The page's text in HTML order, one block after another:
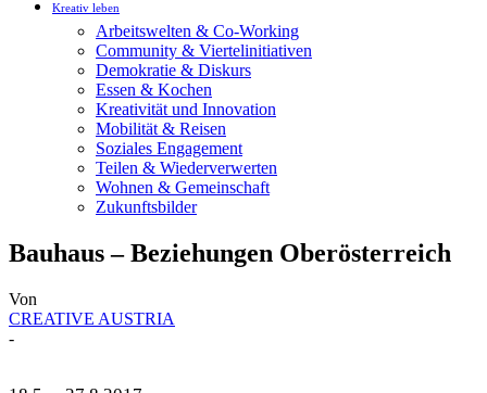
Kreativ leben
Arbeitswelten & Co-Working
Community & Viertelinitiativen
Demokratie & Diskurs
Essen & Kochen
Kreativität und Innovation
Mobilität & Reisen
Soziales Engagement
Teilen & Wiederverwerten
Wohnen & Gemeinschaft
Zukunftsbilder
Bauhaus – Beziehungen Oberösterreich
Von
CREATIVE AUSTRIA
-